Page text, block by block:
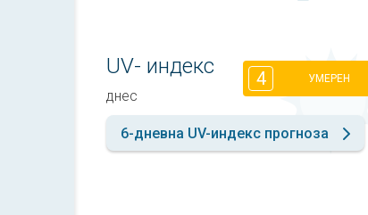
UV- индекс
днес
4 УМЕРЕН
6-дневна UV-индекс прогноза